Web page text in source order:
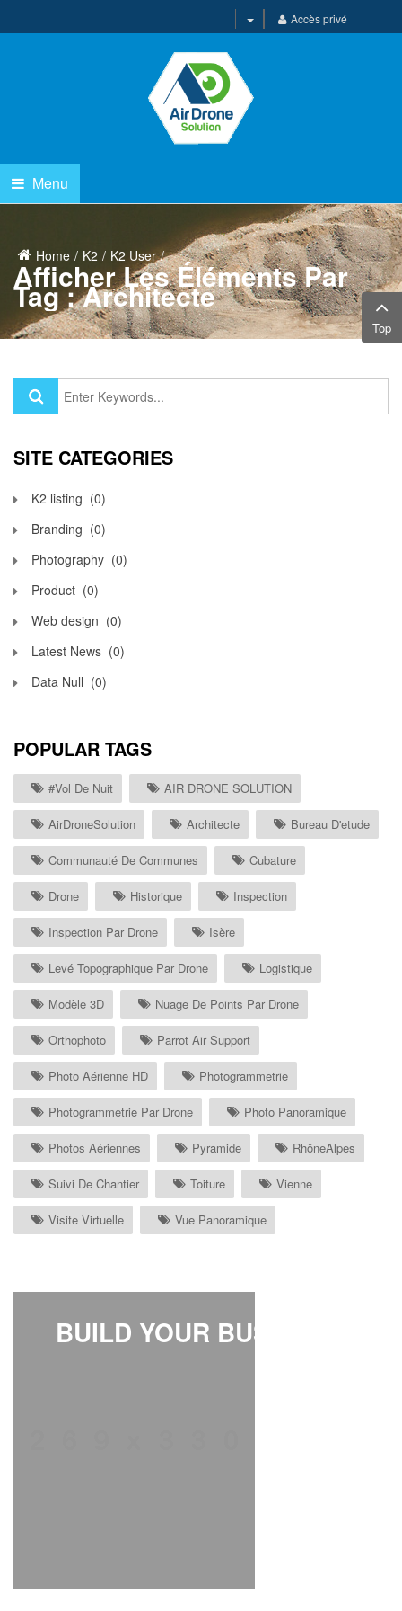
Accès privé
Menu
Home K2 K2 User
Afficher Les Éléments Par
Tag : Architecte
SITE CATEGORIES
K2 listing (0)
Branding (0)
Photography (0)
Product (0)
Web design (0)
Latest News (0)
Data Null (0)
POPULAR TAGS
#vol De Nuit AIR DRONE SOLUTION
AirDroneSolution Architecte Bureau D'etude
Communauté De Communes Cubature
Drone Historique Inspection
Inspection Par Drone Isère
Levé Topographique Par Drone Logistique
Modèle 3D Nuage De Points Par Drone
Orthophoto Parrot Air Support
Photo Aérienne HD Photogrammetrie
Photogrammetrie Par Drone Photo Panoramique
Photos Aériennes Pyramide RhôneAlpes
Suivi De Chantier Toiture Vienne
Visite Virtuelle Vue Panoramique
BUILD YOUR BUSINESS
Top